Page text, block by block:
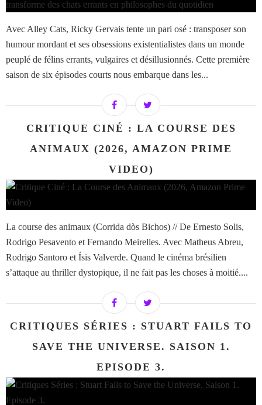
Avec Alley Cats, Ricky Gervais tente un pari osé : transposer son
humour mordant et ses obsessions existentialistes dans un monde
peuplé de félins errants, vulgaires et désillusionnés. Cette première
saison de six épisodes courts nous embarque dans les...
CRITIQUE CINÉ : LA COURSE DES
ANIMAUX (2026, AMAZON PRIME
VIDEO)
La course des animaux (Corrida dòs Bichos) // De Ernesto Solis,
Rodrigo Pesavento et Fernando Meirelles. Avec Matheus Abreu,
Rodrigo Santoro et Ísis Valverde. Quand le cinéma brésilien
s’attaque au thriller dystopique, il ne fait pas les choses à moitié....
CRITIQUES SÉRIES : STUART FAILS TO
SAVE THE UNIVERSE. SAISON 1.
EPISODE 3.